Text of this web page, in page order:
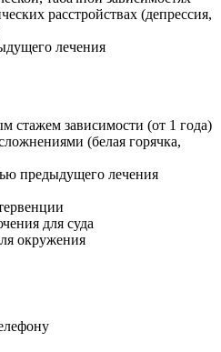
расстройствах (депрессия,
лечения
стажем зависимости (от 1 года)
(белая горячка,
предыдущего лечения
для суда
окружения